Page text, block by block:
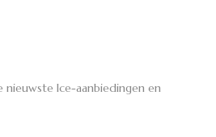
Ice-aanbiedingen en